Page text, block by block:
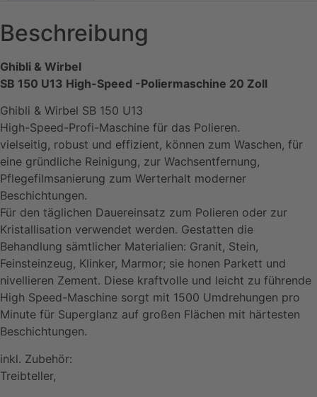
Beschreibung
Ghibli & Wirbel
SB 150 U13 High-Speed -Poliermaschine 20 Zoll
Ghibli & Wirbel SB 150 U13
High-Speed-Profi-Maschine für das Polieren.
vielseitig, robust und effizient, können zum Waschen, für
eine gründliche Reinigung, zur Wachsentfernung,
Pflegefilmsanierung zum Werterhalt moderner
Beschichtungen.
Für den täglichen Dauereinsatz zum Polieren oder zur
Kristallisation verwendet werden. Gestatten die
Behandlung sämtlicher Materialien: Granit, Stein,
Feinsteinzeug, Klinker, Marmor; sie honen Parkett und
nivellieren Zement. Diese kraftvolle und leicht zu führende
High Speed-Maschine sorgt mit 1500 Umdrehungen pro
Minute für Superglanz auf großen Flächen mit härtesten
Beschichtungen.
inkl. Zubehör:
Treibteller,